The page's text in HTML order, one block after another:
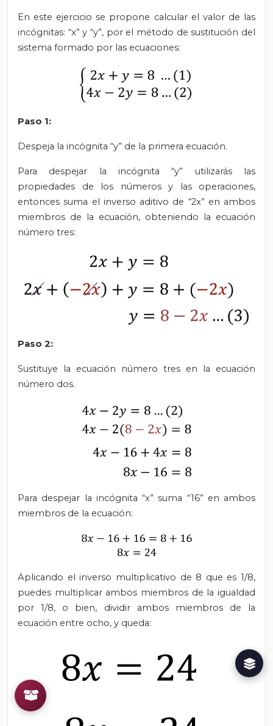
En este ejercicio se propone calcular el valor de las
incógnitas: “x” y “y”, por el método de sustitución del
sistema formado por las ecuaciones:
Paso 1:
Despeja la incógnita “y” de la primera ecuación.
Para despejar la incógnita “y” utilizarás las
propiedades de los números y las operaciones,
entonces suma el inverso aditivo de “2x” en ambos
miembros de la ecuación, obteniendo la ecuación
número tres:
Paso 2:
Sustituye la ecuación número tres en la ecuación
número dos.
Para despejar la incógnita “x” suma “16” en ambos
miembros de la ecuación:
Aplicando el inverso multiplicativo de 8 que es 1/8,
puedes multiplicar ambos miembros de la igualdad
por 1/8, o bien, dividir ambos miembros de la
ecuación entre ocho, y queda: